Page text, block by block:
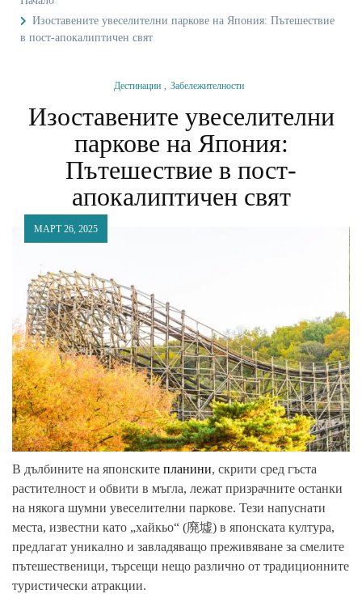
Изоставените увеселителни паркове на Япония: Пътешествие
в пост-апокалиптичен свят
Дестинации Забележителности
Изоставените увеселителни
паркове на Япония:
Пътешествие в пост-
апокалиптичен свят
МАРТ 26, 2025
В дълбините на японските планини, скрити сред гъста
растителност и обвити в мъгла, лежат призрачните останки
на някога шумни увеселителни паркове. Тези напуснати
места, известни като „хайкьо“ (廃墟) в японската култура,
предлагат уникално и завладяващо преживяване за смелите
пътешественици, търсещи нещо различно от традиционните
туристически атракции.